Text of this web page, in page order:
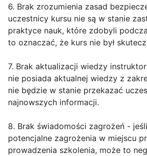
6. Brak zrozumienia zasad
uczestnicy kursu nie są w stanie
praktyce nauk, które zdobyli
to oznaczać, że kurs nie był
7. Brak aktualizacji wiedzy
nie posiada aktualnej wiedzy z
nie będzie w stanie przekazać
najnowszych informacji.
8. Brak świadomości zagrożeń -
potencjalne zagrożenia w miejscu
prowadzenia szkolenia, może to